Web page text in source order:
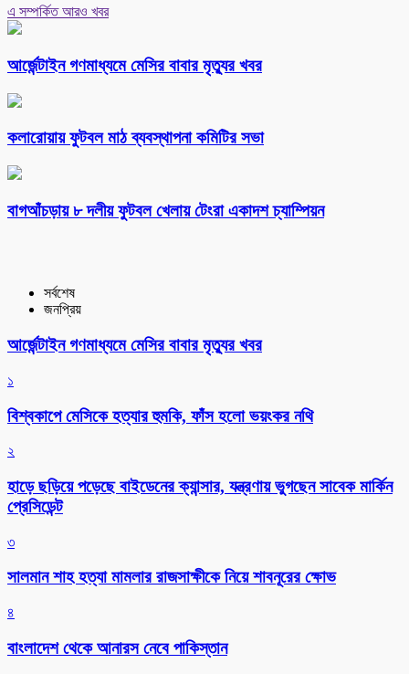
এ সম্পর্কিত আরও খবর
আর্জেন্টাইন গণমাধ্যমে মেসির বাবার মৃত্যুর খবর
কলারোয়ায় ফুটবল মাঠ ব্যবস্থাপনা কমিটির সভা
বাগআঁচড়ায় ৮ দলীয় ফুটবল খেলায় টেংরা একাদশ চ্যাম্পিয়ন
সর্বশেষ
জনপ্রিয়
আর্জেন্টাইন গণমাধ্যমে মেসির বাবার মৃত্যুর খবর
১
বিশ্বকাপে মেসিকে হত্যার হুমকি, ফাঁস হলো ভয়ংকর নথি
২
হাড়ে ছড়িয়ে পড়েছে বাইডেনের ক্যান্সার, যন্ত্রণায় ভুগছেন সাবেক মার্কিন
প্রেসিডেন্ট
৩
সালমান শাহ হত্যা মামলার রাজসাক্ষীকে নিয়ে শাবনূরের ক্ষোভ
৪
বাংলাদেশ থেকে আনারস নেবে পাকিস্তান